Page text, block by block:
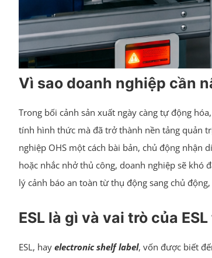
Vì sao doanh nghiệp cần
Trong bối cảnh sản xuất ngày càng tự động
tính hình thức mà đã trở thành nền tảng quản
nghiệp OHS một cách bài bản, chủ động nhận
hoặc nhắc nhở thủ công, doanh nghiệp sẽ
lý cảnh báo an toàn từ thụ động sang chủ
ESL là gì và vai trò của
ESL, hay electronic shelf label, vốn được biết